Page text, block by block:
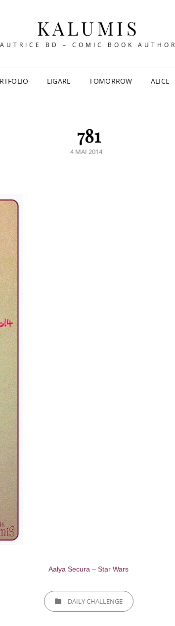
KALUMIS
AUTRICE BD – COMIC BOOK AUTHOR
LIGARE TOMORROW ALICE
781
POSTED
4 MAI 2014
Aalya Secura – Star Wars
CATEGORIESDAILY CHALLENGE